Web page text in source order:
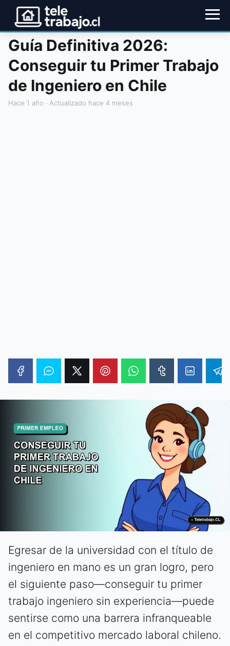
Guía Definitiva 2026:
Conseguir tu Primer Trabajo
de Ingeniero en Chile
hace 1 año · Actualizado hace 4 meses
Egresar de la universidad con el título de
ingeniero en mano es un gran logro, pero
el siguiente paso—conseguir tu primer
trabajo ingeniero sin experiencia—puede
sentirse como una barrera infranqueable
en el competitivo mercado laboral chileno.